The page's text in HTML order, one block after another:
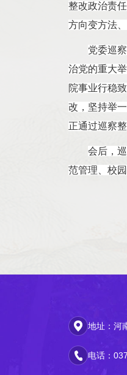
整改政治责
方向变方法
党委巡
治党的重大
院事业行稳
改，坚持举
正通过巡察
会后，
范管理、校
地址：河
电话：